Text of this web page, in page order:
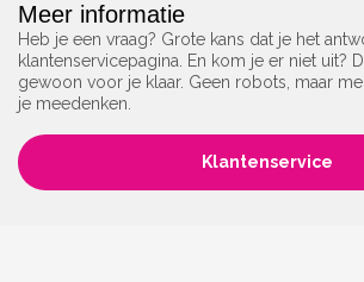
Meer informatie
Heb je een vraag? Grote kans dat je het
klantenservicepagina. En kom je er niet uit?
gewoon voor je klaar. Geen robots, maar
je meedenken.
Klantenservice